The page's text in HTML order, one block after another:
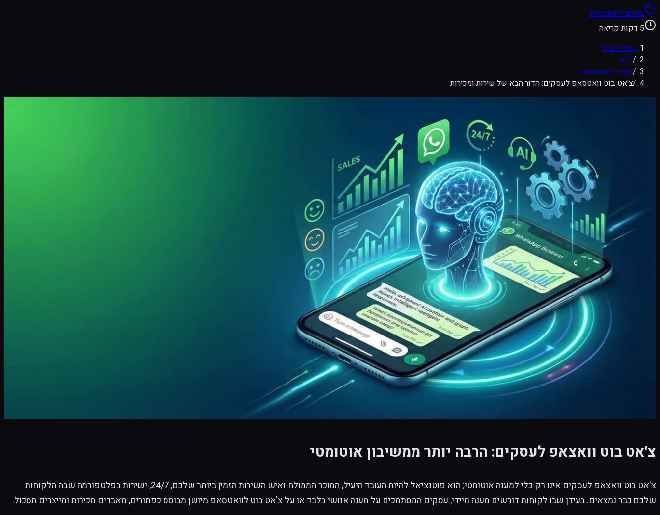
בוטים לוואטסאפ
5 דקות קריאה
עמוד הבית
/בלוג
/בוטים לוואטסאפ
/צ׳אט בוט וואטסאפ לעסקים: הדור הבא של שירות ומכירות
צ'אט בוט וואצאפ לעסקים: הרבה יותר ממשיבון אוטומטי
צ'אט בוט וואצאפ לעסקים אינו רק כלי למענה אוטומטי; הוא פוטנציאל להיות העובד היעיל, המוכר הממולח ואיש השירות הזמין ביותר שלכם, 24/7, ישירות בפלטפורמה שבה הלקוחות
שלכם כבר נמצאים. בעידן שבו לקוחות דורשים מענה מיידי, עסקים המסתמכים על מענה אנושי בלבד או על צ'אט בוט לוואטסאפ מיושן מבוסס כפתורים, מאבדים מכירות ומייצרים תסכול.